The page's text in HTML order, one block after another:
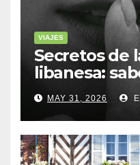
VIAJES
Secretos de
libanesa:
cuentan
MAY 31, 2026